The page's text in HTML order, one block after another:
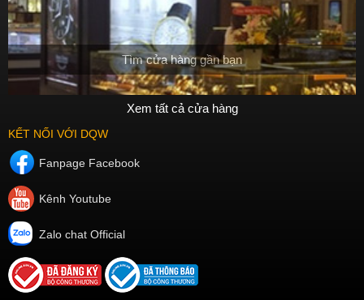
Tìm cửa hàng gần bạn
Xem tất cả cửa hàng
KẾT NỐI VỚI DQW
Fanpage Facebook
Kênh Youtube
Zalo chat Official